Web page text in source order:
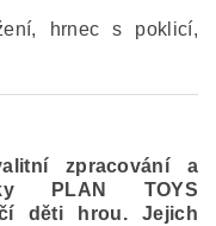
hrnec s poklicí,
zpracování a
PLAN TOYS
děti hrou. Jejich